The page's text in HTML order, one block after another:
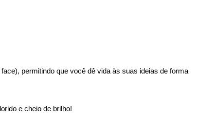
permitindo que você dê vida às suas ideias de forma
e cheio de brilho!